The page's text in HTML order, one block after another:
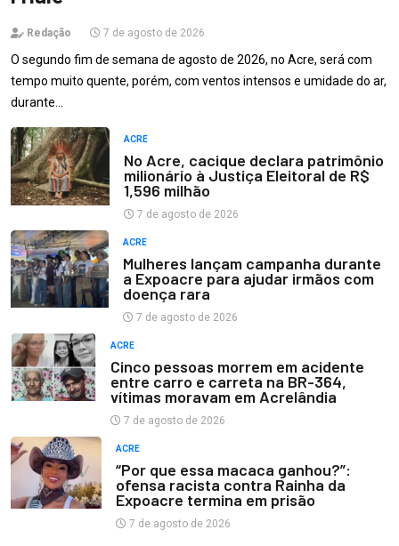
Redação 7 de agosto de 2026
O segundo fim de semana de agosto de 2026, no Acre, será com
tempo muito quente, porém, com ventos intensos e umidade do ar,
durante…
ACRE
No Acre, cacique declara patrimônio
milionário à Justiça Eleitoral de R$
1,596 milhão
7 de agosto de 2026
ACRE
Mulheres lançam campanha durante
a Expoacre para ajudar irmãos com
doença rara
7 de agosto de 2026
ACRE
Cinco pessoas morrem em acidente
entre carro e carreta na BR-364,
vítimas moravam em Acrelândia
7 de agosto de 2026
ACRE
“Por que essa macaca ganhou?”:
ofensa racista contra Rainha da
Expoacre termina em prisão
7 de agosto de 2026